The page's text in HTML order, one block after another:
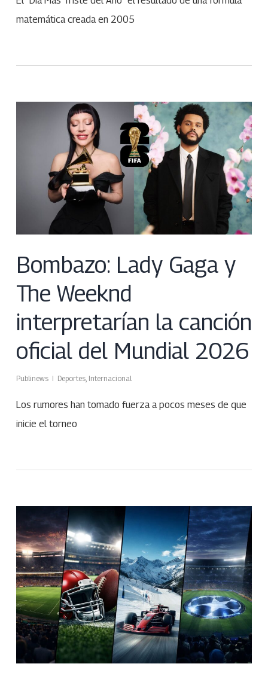
matemática creada en 2005
Bombazo: Lady Gaga y
The Weeknd
interpretarían la canción
oficial del Mundial 2026
Publinews Deportes, Internacional
Los rumores han tomado fuerza a pocos meses de que
inicie el torneo